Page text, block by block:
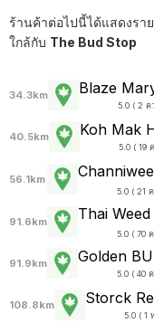
ร้านค้าต่อไปนี้ได้แสดงรา
ใกล้กับ The Bud Stop
34.3km Blaze
5.0 ( 2 ค
40.5km Koh Mak
5.0 ( 19
56.1km
5.0 ( 21
91.6km Thai
5.0 ( 70
91.9km Golden
5.0 ( 40
108.8km Storck
5.0 ( 1